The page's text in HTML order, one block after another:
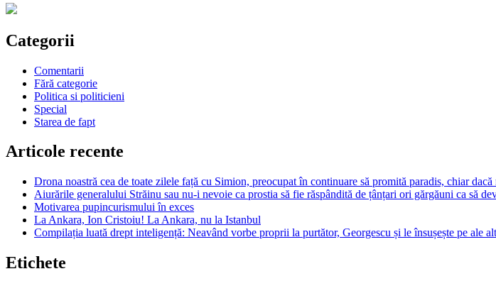
Categorii
Comentarii
Fără categorie
Politica si politicieni
Special
Starea de fapt
Articole recente
Drona noastră cea de toate zilele față cu Simion, preocupat în continuare să promită paradis, chiar
Aiurările generalului Străinu sau nu-i nevoie ca prostia să fie răspândită de țânțari ori gărgăuni ca să
Motivarea pupincurismului în exces
La Ankara, Ion Cristoiu! La Ankara, nu la Istanbul
Compilația luată drept inteligență: Neavând vorbe proprii la purtător, Georgescu și le însușește pe ale
Etichete